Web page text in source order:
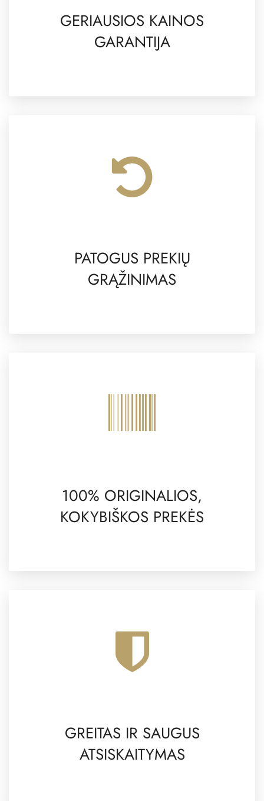
GERIAUSIOS KAINOS
GARANTIJA
PATOGUS PREKIŲ
GRĄŽINIMAS
100% ORIGINALIOS,
KOKYBIŠKOS PREKĖS
GREITAS IR SAUGUS
ATSISKAITYMAS